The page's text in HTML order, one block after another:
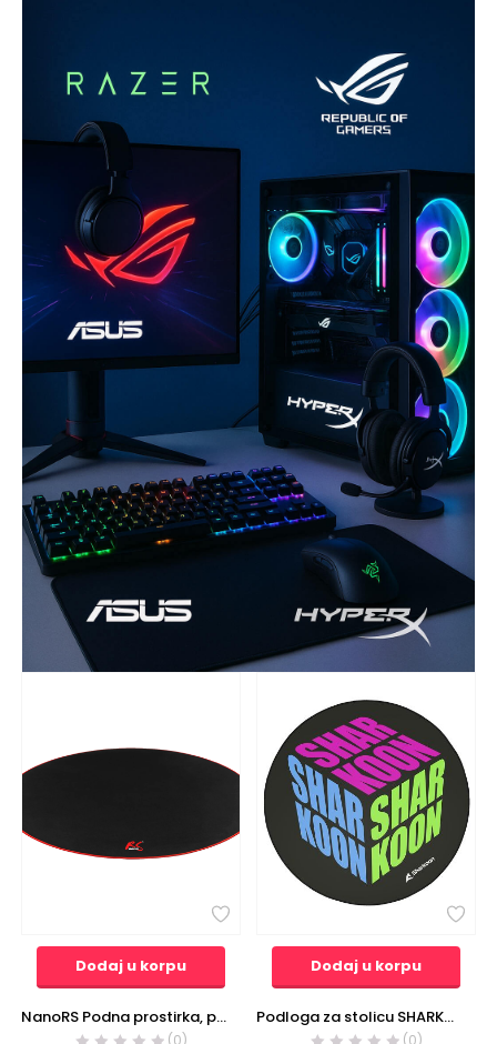
Dodaj u korpu
NanoRS Podna prostirka, promjer 100 cm – RS172
Dodaj u korpu
Podloga za stolicu SHARKOON, SKILLER SFM11 Cube